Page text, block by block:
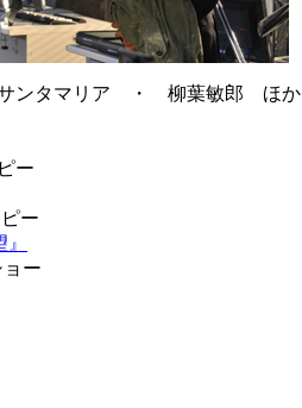
サンタマリア ・ 柳葉敏郎 ほか
ー
ー
ー